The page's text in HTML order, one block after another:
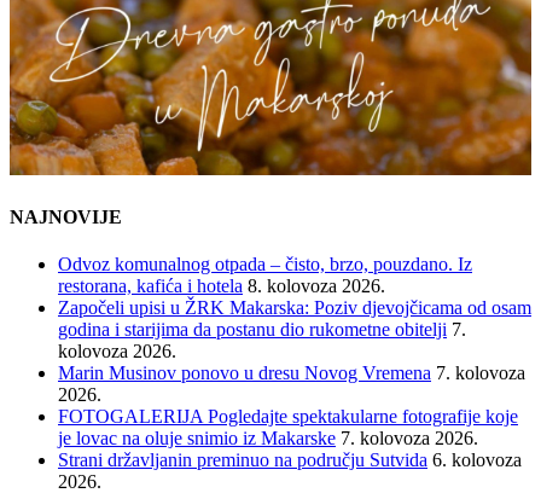
NAJNOVIJE
Odvoz komunalnog otpada – čisto, brzo, pouzdano. Iz
restorana, kafića i hotela 8. kolovoza 2026.
Započeli upisi u ŽRK Makarska: Poziv djevojčicama od osam
godina i starijima da postanu dio rukometne obitelji 7.
kolovoza 2026.
Marin Musinov ponovo u dresu Novog Vremena 7. kolovoza
2026.
FOTOGALERIJA Pogledajte spektakularne fotografije koje
je lovac na oluje snimio iz Makarske 7. kolovoza 2026.
Strani državljanin preminuo na području Sutvida 6. kolovoza
2026.